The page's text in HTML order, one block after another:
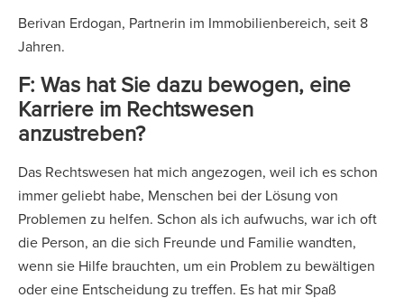
Berivan Erdogan, Partnerin im Immobilienbereich, seit 8
Jahren.
F: Was hat Sie dazu bewogen, eine
Karriere im Rechtswesen
anzustreben?
Das Rechtswesen hat mich angezogen, weil ich es schon
immer geliebt habe, Menschen bei der Lösung von
Problemen zu helfen. Schon als ich aufwuchs, war ich oft
die Person, an die sich Freunde und Familie wandten,
wenn sie Hilfe brauchten, um ein Problem zu bewältigen
oder eine Entscheidung zu treffen. Es hat mir Spaß